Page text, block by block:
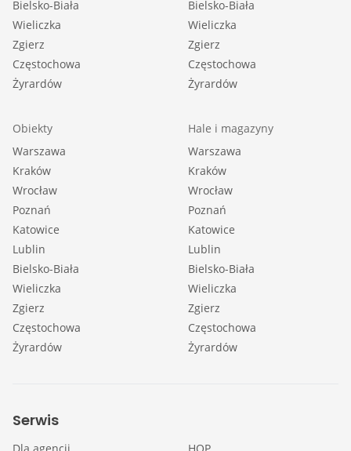
Bielsko-Biała
Wieliczka
Zgierz
Częstochowa
Żyrardów
Bielsko-Biała
Wieliczka
Zgierz
Częstochowa
Żyrardów
Obiekty
Warszawa
Kraków
Wrocław
Poznań
Katowice
Lublin
Bielsko-Biała
Wieliczka
Zgierz
Częstochowa
Żyrardów
Hale i magazyny
Warszawa
Kraków
Wrocław
Poznań
Katowice
Lublin
Bielsko-Biała
Wieliczka
Zgierz
Częstochowa
Żyrardów
Serwis